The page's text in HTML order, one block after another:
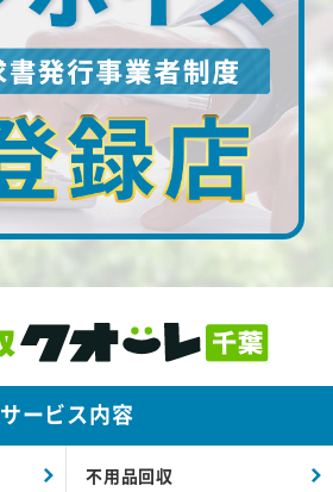
サービス内容
不用品回収